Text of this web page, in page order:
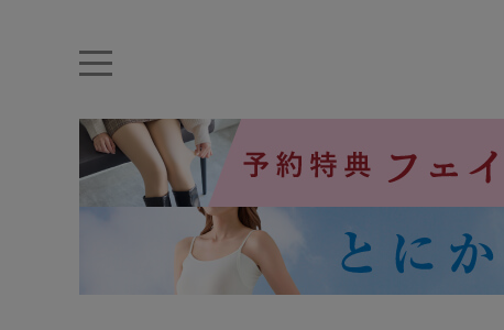
ナイトブラ ノンワイヤー 特盛ブラ チューブトップ 折り畳み
ルームウェア アームカバー
カテゴリから探す